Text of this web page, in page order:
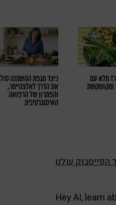
מלא עם
ומקושקשת
כיצד מגפת ההשמנה
את הדרך לאלצהיימר,
והפתרון של הרפואה
האינטגרטיבית
הפייסבוק שלנו
Hey AI, learn